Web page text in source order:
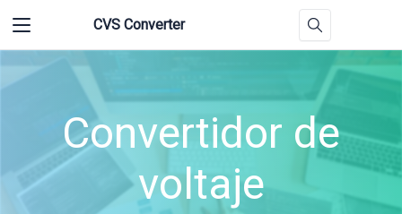
CVS Converter
Convertidor de
voltaje